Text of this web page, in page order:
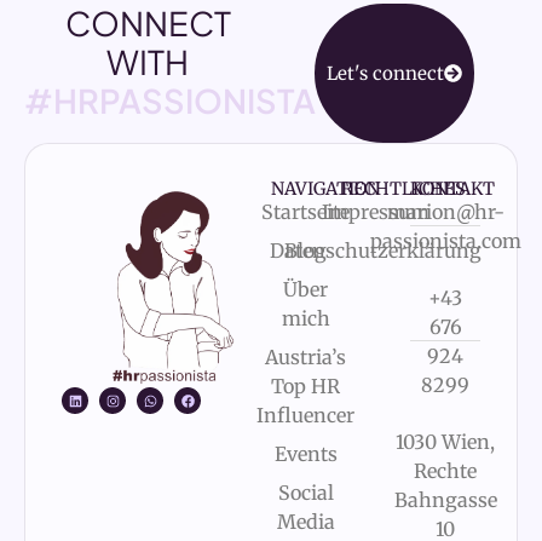
CONNECT
WITH
#HRPASSIONISTA
Let's connect
NAVIGATION
Startseite
Blog
Über
mich
Austria’s
Top HR
Influencer
Events
Social
Media
RECHTLICHES
Impressum
Datenschutzerklärung
KONTAKT
marion@hr-
passionista.com
+43
676
924
8299
1030 Wien,
Rechte
Bahngasse
10